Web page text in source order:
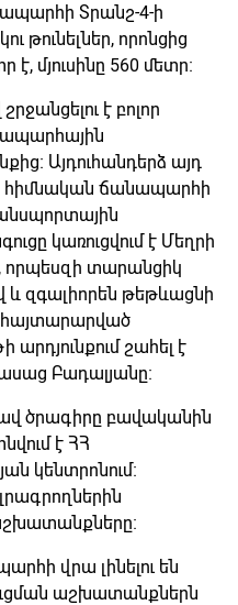
Տրանշ-4-ի
թունելներ, որոնցից
է, մյուսինը 560 մետր։
է բոլոր
Այդուհանդերձ այդ
հիմնական ճանապարհի
կառուցվում է Մեղրի
որպեսզի տարանցիկ
և զգալիորեն թեթևացնի
հայտարարված
շահել է
Բադալյանը։
ծրագիրը բավականին
է ՀՀ
կենտրոնում։
վրա լինելու են
աշխատանքներն